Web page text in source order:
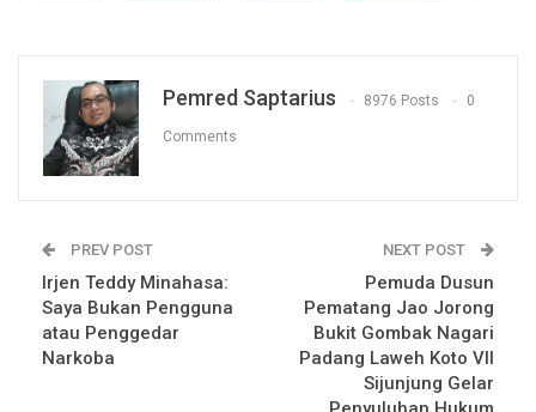
Pemred Saptarius 8976 Posts 0
Comments
PREV POST
Irjen Teddy Minahasa:
Saya Bukan Pengguna
atau Penggedar
Narkoba
NEXT POST
Pemuda Dusun
Pematang Jao Jorong
Bukit Gombak Nagari
Padang Laweh Koto VII
Sijunjung Gelar